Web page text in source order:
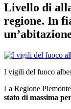
Livello di
regione. In
I vigili del fuoco
La Regione
stato di massima